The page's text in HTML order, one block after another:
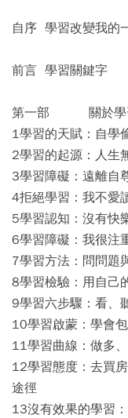
自序 學習改變我的
前言 學習關鍵字
第一部 關於學
1學習的天賦：自學
2學習的起源：人生
3學習障礙：遠離自
4拒絕學習：我不愛
5學習認知：沒有快
6學習障礙：我很注
7學習方法：問問題
8學習檢驗：用自己
9學習六步驟：看、
10學習啟蒙：學會
11學習曲線：做多
12學習態度：去買
途徑
13沒有效果的學習